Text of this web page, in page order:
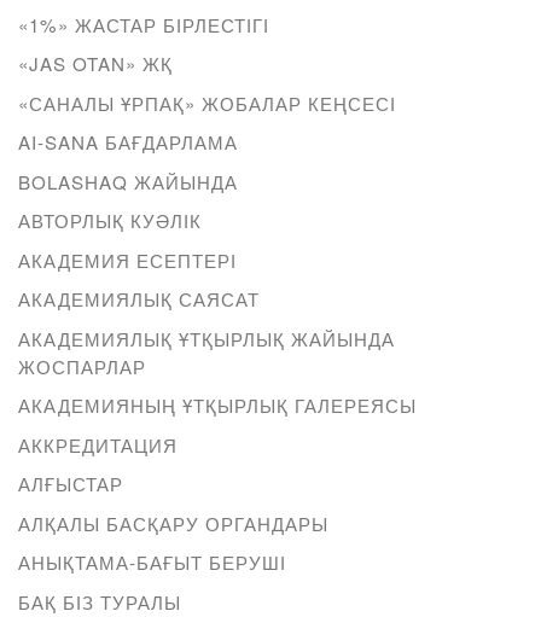
«1%» ЖАСТАР БІРЛЕСТІГІ
«JAS OTAN» ЖҚ
«САНАЛЫ ҰРПАҚ» ЖОБАЛАР КЕҢСЕСІ
AI-SANA БАҒДАРЛАМА
BOLASHAQ ЖАЙЫНДА
АВТОРЛЫҚ КУӘЛІК
АКАДЕМИЯ ЕСЕПТЕРІ
АКАДЕМИЯЛЫҚ САЯСАТ
АКАДЕМИЯЛЫҚ ҰТҚЫРЛЫҚ ЖАЙЫНДА
ЖОСПАРЛАР
АКАДЕМИЯНЫҢ ҰТҚЫРЛЫҚ ГАЛЕРЕЯСЫ
АККРЕДИТАЦИЯ
АЛҒЫСТАР
АЛҚАЛЫ БАСҚАРУ ОРГАНДАРЫ
АНЫҚТАМА-БАҒЫТ БЕРУШІ
БАҚ БІЗ ТУРАЛЫ